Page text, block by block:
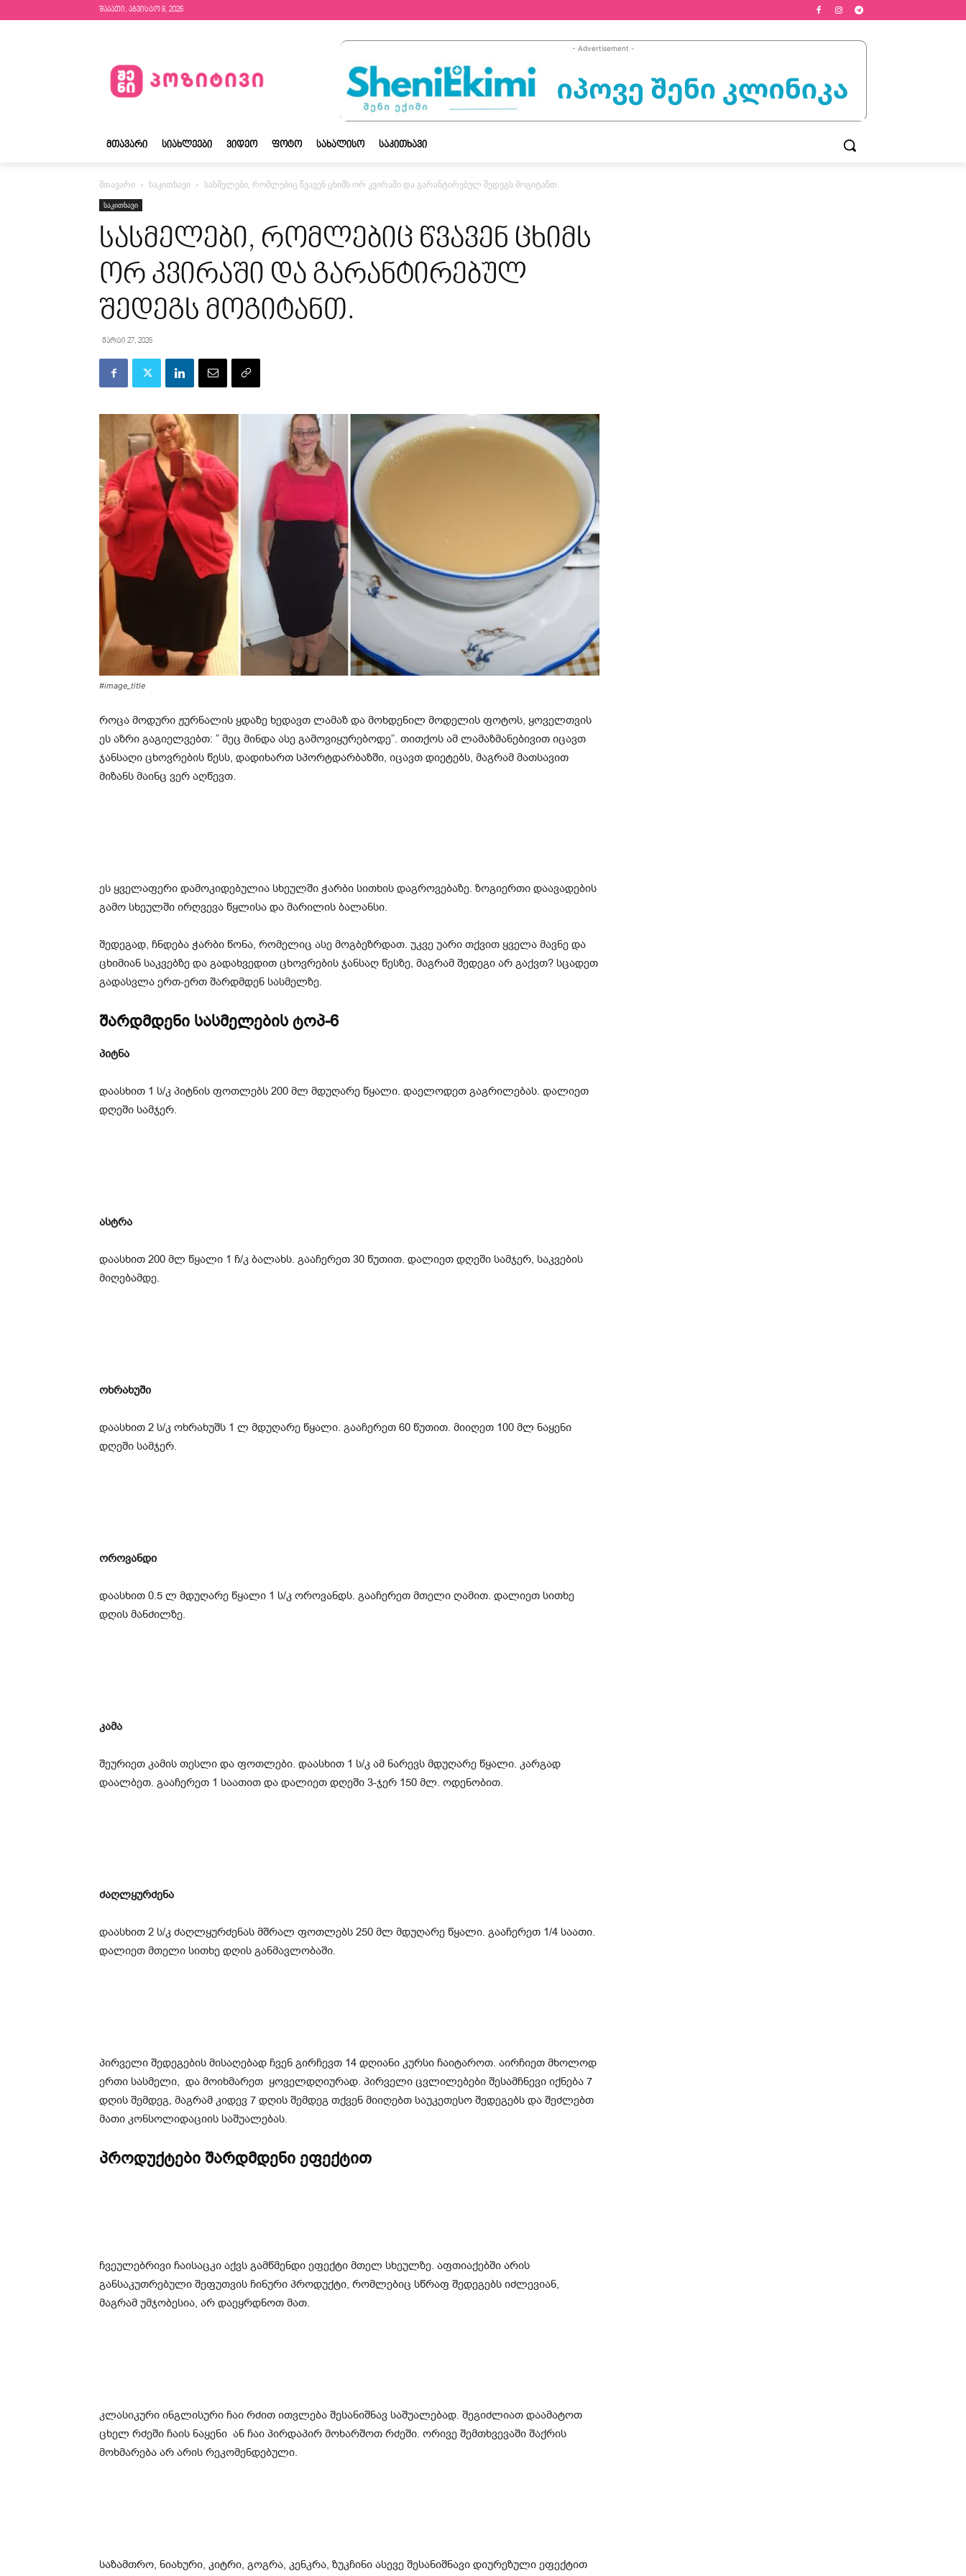
შაბათი, აგვისტო 8, 2026
- Advertisement -
ᲛᲗᲐᲕᲐᲠᲘ ᲡᲘᲐᲮᲚᲔᲔᲑᲘ ᲕᲘᲓᲔᲝ ᲤᲝᲢᲝ ᲡᲐᲮᲐᲚᲘᲡᲝ ᲡᲐᲙᲘᲗᲮᲐᲕᲘ
მთავარი საკითხავი სასმელები, რომლებიც წვავენ ცხიმს ორ კვირაში და გარანტირებულ შედეგს მოგიტანთ.
საკითხავი
სასმელები, რომლებიც წვავენ ცხიმს
ორ კვირაში და გარანტირებულ
შედეგს მოგიტანთ.
მარტი 27, 2026
#image_title
როცა მოდური ჟურნალის ყდაზე ხედავთ ლამაზ და მოხდენილ მოდელის ფოტოს, ყოველთვის
ეს აზრი გაგიელვებთ: ” მეც მინდა ასე გამოვიყურებოდე”. თითქოს ამ ლამაზმანებივით იცავთ
ჯანსაღი ცხოვრების წესს, დადიხართ სპორტდარბაზში, იცავთ დიეტებს, მაგრამ მათსავით
მიზანს მაინც ვერ აღწევთ.
ეს ყველაფერი დამოკიდებულია სხეულში ჭარბი სითხის დაგროვებაზე. ზოგიერთი დაავადების
გამო სხეულში ირღვევა წყლისა და მარილის ბალანსი.
შედეგად, ჩნდება ჭარბი წონა, რომელიც ასე მოგბეზრდათ. უკვე უარი თქვით ყველა მავნე და
ცხიმიან საკვებზე და გადახვედით ცხოვრების ჯანსაღ წესზე, მაგრამ შედეგი არ გაქვთ? სცადეთ
გადასვლა ერთ-ერთ შარდმდენ სასმელზე.
შარდმდენი სასმელების ტოპ-6
პიტნა
დაასხით 1 ს/კ პიტნის ფოთლებს 200 მლ მდუღარე წყალი. დაელოდეთ გაგრილებას. დალიეთ
დღეში სამჯერ.
ასტრა
დაასხით 200 მლ წყალი 1 ჩ/კ ბალახს. გააჩერეთ 30 წუთით. დალიეთ დღეში სამჯერ, საკვების
მიღებამდე.
ოხრახუში
დაასხით 2 ს/კ ოხრახუშს 1 ლ მდუღარე წყალი. გააჩერეთ 60 წუთით. მიიღეთ 100 მლ ნაყენი
დღეში სამჯერ.
ოროვანდი
დაასხით 0.5 ლ მდუღარე წყალი 1 ს/კ ოროვანდს. გააჩერეთ მთელი ღამით. დალიეთ სითხე
დღის მანძილზე.
კამა
შეურიეთ კამის თესლი და ფოთლები. დაასხით 1 ს/კ ამ ნარევს მდუღარე წყალი. კარგად
დაალბეთ. გააჩერეთ 1 საათით და დალიეთ დღეში 3-ჯერ 150 მლ. ოდენობით.
ძაღლყურძენა
დაასხით 2 ს/კ ძაღლყურძენას მშრალ ფოთლებს 250 მლ მდუღარე წყალი. გააჩერეთ 1/4 საათი.
დალიეთ მთელი სითხე დღის განმავლობაში.
პირველი შედეგების მისაღებად ჩვენ გირჩევთ 14 დღიანი კურსი ჩაიტაროთ. აირჩიეთ მხოლოდ
ერთი სასმელი, და მოიხმარეთ ყოველდღიურად. პირველი ცვლილებები შესამჩნევი იქნება 7
დღის შემდეგ, მაგრამ კიდევ 7 დღის შემდეგ თქვენ მიიღებთ საუკეთესო შედეგებს და შეძლებთ
მათი კონსოლიდაციის საშუალებას.
პროდუქტები შარდმდენი ეფექტით
ჩვეულებრივი ჩაისაცკი აქვს გამწმენდი ეფექტი მთელ სხეულზე. აფთიაქებში არის
განსაკუთრებული შეფუთვის ჩინური პროდუქტი, რომლებიც სწრაფ შედეგებს იძლევიან,
მაგრამ უმჯობესია, არ დაეყრდნოთ მათ.
კლასიკური ინგლისური ჩაი რძით ითვლება შესანიშნავ საშუალებად. შეგიძლიათ დაამატოთ
ცხელ რძეში ჩაის ნაყენი ან ჩაი პირდაპირ მოხარშოთ რძეში. ორივე შემთხვევაში შაქრის
მოხმარება არ არის რეკომენდებული.
საზამთრო, ნიახური, კიტრი, გოგრა, კენკრა, ზუკჩინი ასევე შესანიშნავი დიურეზული ეფექტით